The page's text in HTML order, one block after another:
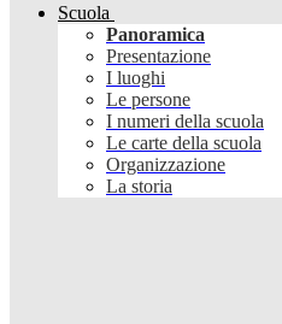
Scuola
Panoramica
Presentazione
I luoghi
Le persone
I numeri della scuola
Le carte della scuola
Organizzazione
La storia